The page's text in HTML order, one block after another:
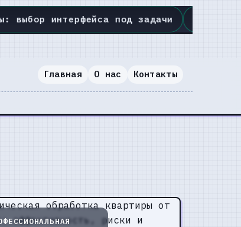
◆Стойки и подвесы:
Главная О нас Контакты